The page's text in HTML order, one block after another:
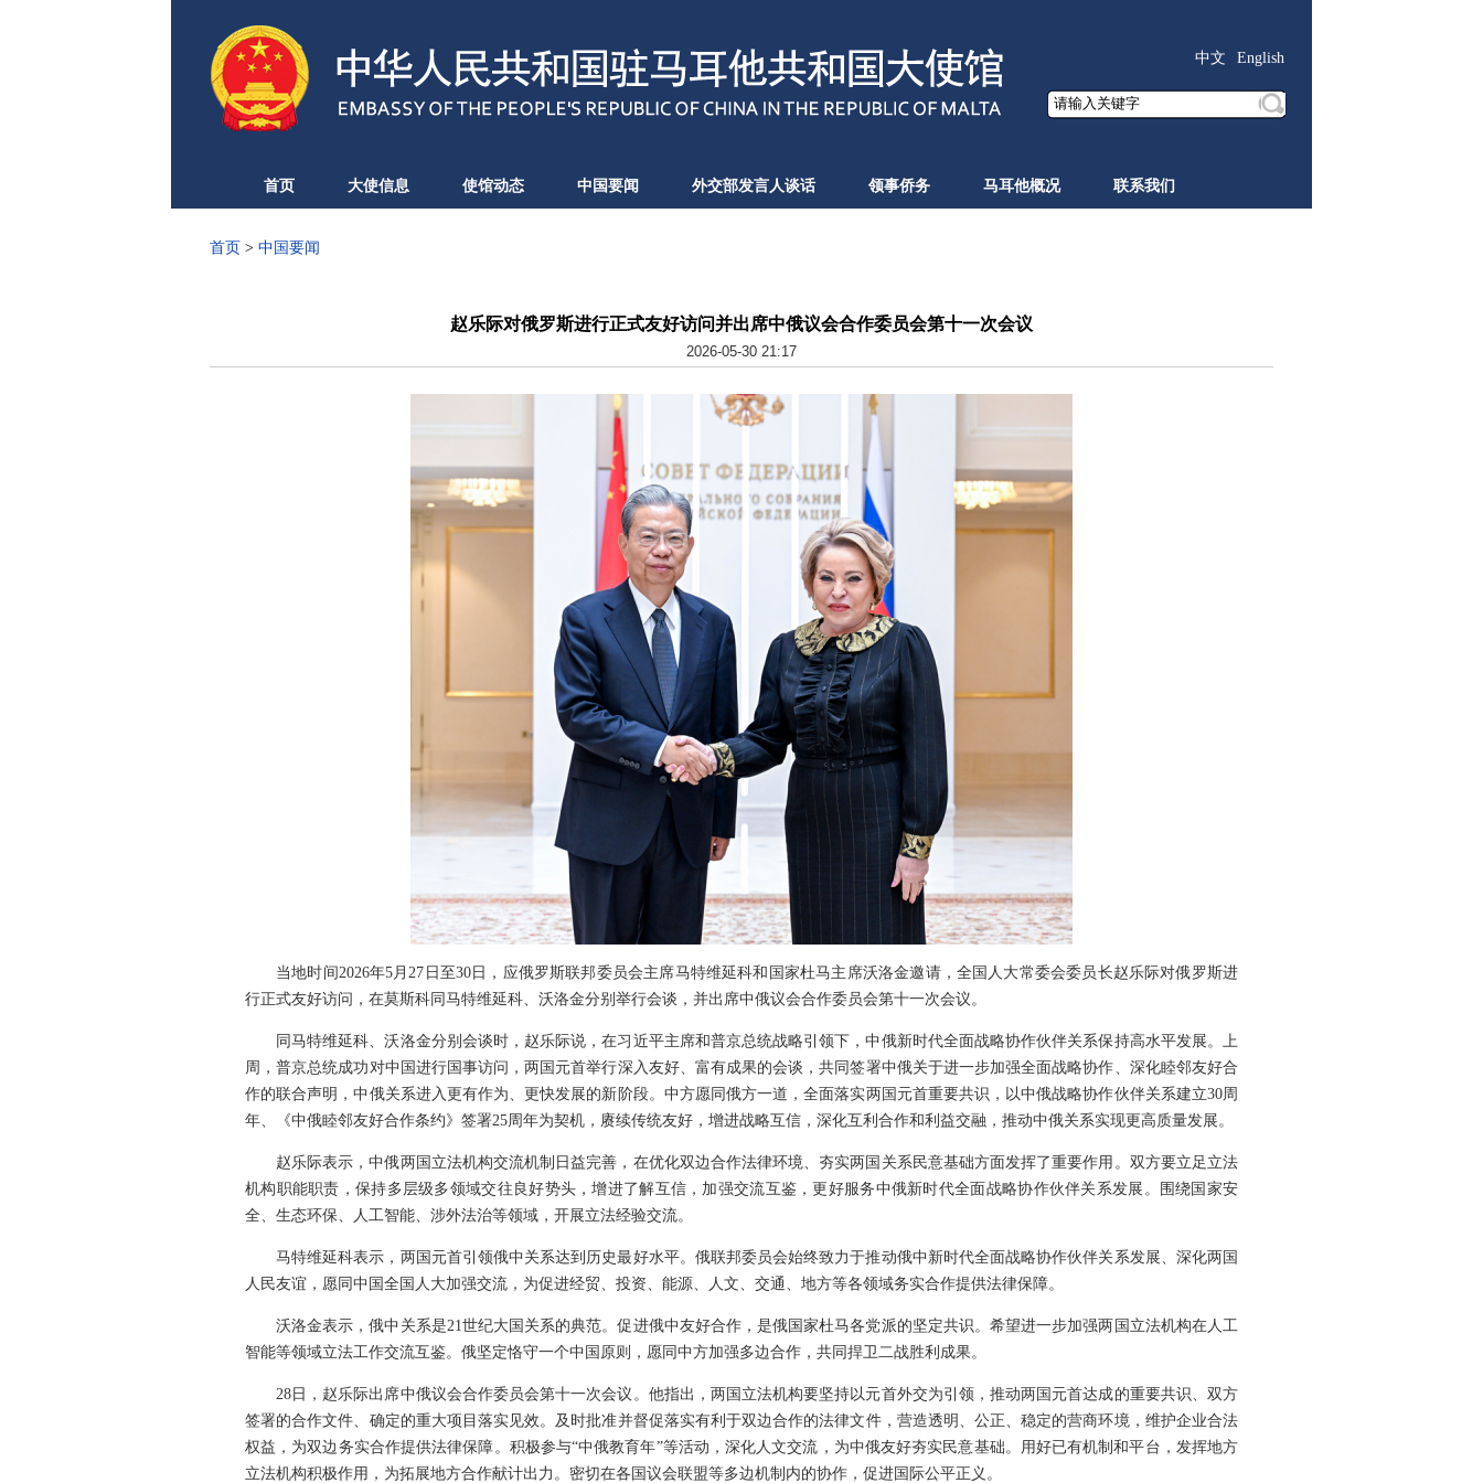
English
中文
首页 大使信息 使馆动态 中国要闻 外交部发言人谈话 领事侨务 马耳他概况 联系我们
首页 > 中国要闻
赵乐际对俄罗斯进行正式友好访问并出席中俄议会合作委员会第十一次会议
2026-05-30 21:17
当地时间2026年5月27日至30日，应俄罗斯联邦委员会主席马特维延科和国家杜马主席沃洛金邀请，全国人大常委会委员长赵乐际对俄罗斯进
行正式友好访问，在莫斯科同马特维延科、沃洛金分别举行会谈，并出席中俄议会合作委员会第十一次会议。
同马特维延科、沃洛金分别会谈时，赵乐际说，在习近平主席和普京总统战略引领下，中俄新时代全面战略协作伙伴关系保持高水平发展。上
周，普京总统成功对中国进行国事访问，两国元首举行深入友好、富有成果的会谈，共同签署中俄关于进一步加强全面战略协作、深化睦邻友好合
作的联合声明，中俄关系进入更有作为、更快发展的新阶段。中方愿同俄方一道，全面落实两国元首重要共识，以中俄战略协作伙伴关系建立30周
年、《中俄睦邻友好合作条约》签署25周年为契机，赓续传统友好，增进战略互信，深化互利合作和利益交融，推动中俄关系实现更高质量发展。
赵乐际表示，中俄两国立法机构交流机制日益完善，在优化双边合作法律环境、夯实两国关系民意基础方面发挥了重要作用。双方要立足立法
机构职能职责，保持多层级多领域交往良好势头，增进了解互信，加强交流互鉴，更好服务中俄新时代全面战略协作伙伴关系发展。围绕国家安
全、生态环保、人工智能、涉外法治等领域，开展立法经验交流。
马特维延科表示，两国元首引领俄中关系达到历史最好水平。俄联邦委员会始终致力于推动俄中新时代全面战略协作伙伴关系发展、深化两国
人民友谊，愿同中国全国人大加强交流，为促进经贸、投资、能源、人文、交通、地方等各领域务实合作提供法律保障。
沃洛金表示，俄中关系是21世纪大国关系的典范。促进俄中友好合作，是俄国家杜马各党派的坚定共识。希望进一步加强两国立法机构在人工
智能等领域立法工作交流互鉴。俄坚定恪守一个中国原则，愿同中方加强多边合作，共同捍卫二战胜利成果。
28日，赵乐际出席中俄议会合作委员会第十一次会议。他指出，两国立法机构要坚持以元首外交为引领，推动两国元首达成的重要共识、双方
签署的合作文件、确定的重大项目落实见效。及时批准并督促落实有利于双边合作的法律文件，营造透明、公正、稳定的营商环境，维护企业合法
权益，为双边务实合作提供法律保障。积极参与“中俄教育年”等活动，深化人文交流，为中俄友好夯实民意基础。用好已有机制和平台，发挥地方
立法机构积极作用，为拓展地方合作献计出力。密切在各国议会联盟等多边机制内的协作，促进国际公平正义。